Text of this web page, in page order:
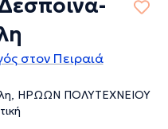
στον Πειραιά
ΗΡΩΩΝ ΠΟΛΥΤΕΧΝΕΙΟΥ